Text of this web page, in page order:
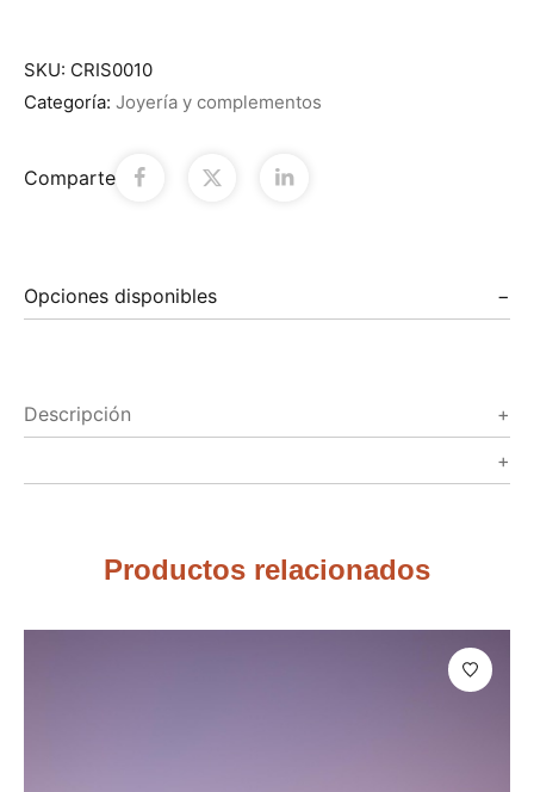
SKU: CRIS0010
Categoría: Joyería y complementos
Comparte
Opciones disponibles
Descripción
Productos relacionados